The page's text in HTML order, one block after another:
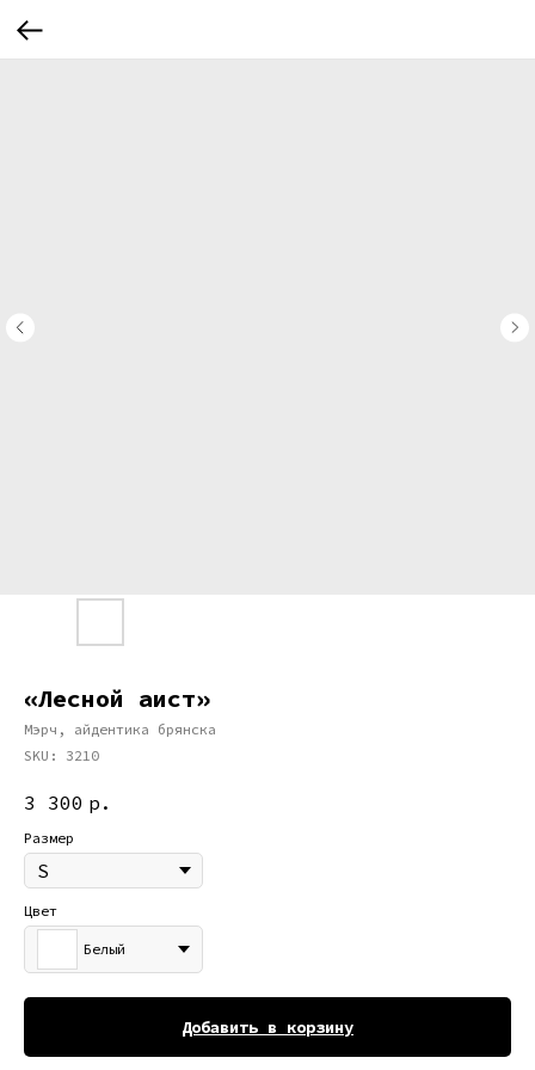
«Лесной аист»
Мэрч, айдентика брянска
SKU: 3210
3 300 р.
Размер
Цвет
Белый
Добавить в корзину